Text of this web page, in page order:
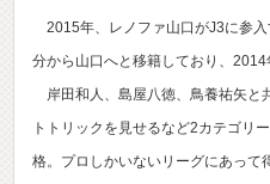
2015年、レノファ山口がJ3に参入
分から山口へと移籍しており、
岸田和人、島屋八徳、鳥養祐矢と
トトリックを見せるなど2カテゴリ
格。プロしかいないリーグにあって